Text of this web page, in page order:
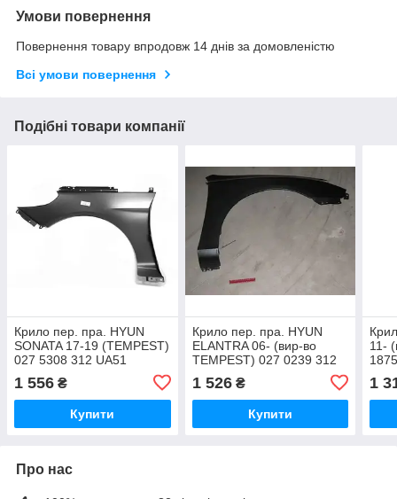
Умови повернення
Повернення товару впродовж 14 днів за домовленістю
Всі умови повернення
Подібні товари компанії
Крило пер. пра. HYUN
SONATA 17-19 (TEMPEST)
027 5308 312 UA51
1 556 ₴
Купити
Крило пер. пра. HYUN
ELANTRA 06- (вир-во
TEMPEST) 027 0239 312
1 526₴
Купити
11-
1
Про нас